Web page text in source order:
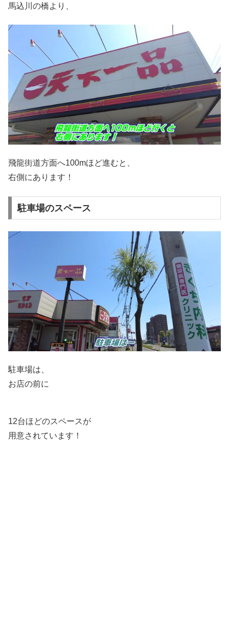
馬込川の橋より、
飛龍街道方面へ100mほど進むと、
右側にあります！
駐車場のスペース
駐車場は、
お店の前に
12台ほどのスペースが
用意されています！